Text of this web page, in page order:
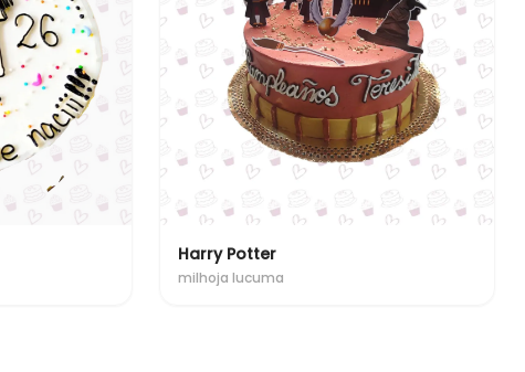
Harry Potter
milhoja lucuma